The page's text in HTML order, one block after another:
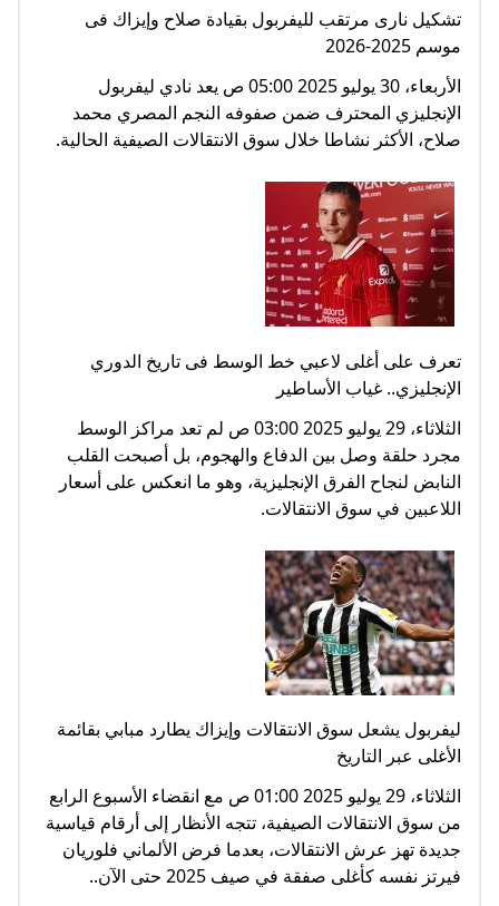
تشكيل نارى مرتقب لليفربول بقيادة صلاح وإيزاك فى
موسم 2025-2026
الأربعاء، 30 يوليو 2025 05:00 ص يعد نادي ليفربول
الإنجليزي المحترف ضمن صفوفه النجم المصري محمد
صلاح، الأكثر نشاطا خلال سوق الانتقالات الصيفية الحالية.
تعرف على أغلى لاعبي خط الوسط فى تاريخ الدوري
الإنجليزي.. غياب الأساطير
الثلاثاء، 29 يوليو 2025 03:00 ص لم تعد مراكز الوسط
مجرد حلقة وصل بين الدفاع والهجوم، بل أصبحت القلب
النابض لنجاح الفرق الإنجليزية، وهو ما انعكس على أسعار
اللاعبين في سوق الانتقالات.
ليفربول يشعل سوق الانتقالات وإيزاك يطارد مبابي بقائمة
الأغلى عبر التاريخ
الثلاثاء، 29 يوليو 2025 01:00 ص مع انقضاء الأسبوع الرابع
من سوق الانتقالات الصيفية، تتجه الأنظار إلى أرقام قياسية
جديدة تهز عرش الانتقالات، بعدما فرض الألماني فلوريان
فيرتز نفسه كأغلى صفقة في صيف 2025 حتى الآن..